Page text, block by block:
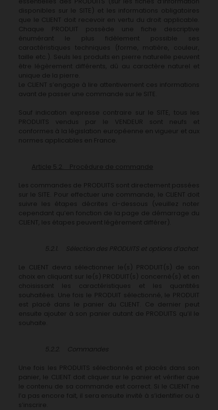
disponibles sur le SITE) et les informations obligatoires
que le CLIENT doit recevoir en vertu du droit applicable.
Chaque PRODUIT possède une fiche descriptive
énumérant le plus fidèlement possible ses
caractéristiques techniques (forme, matière, couleur,
taille etc.). Seuls les produits en pierre naturelle peuvent
être légèrement différents, dû au caractère naturel et
unique de la pierre.
Le CLIENT s’engage à lire attentivement ces informations
avant de passer une commande sur le SITE.
Sauf indication expresse contraire sur le SITE, tous les
PRODUITS vendus par le VENDEUR sont neufs et
conformes à la législation européenne en vigueur et aux
normes applicables en France.
Article 5.2. Procédure de commande
Les commandes de PRODUITS sont directement passées
sur le SITE. Pour effectuer une commande, le CLIENT doit
suivre les étapes décrites ci-dessous (veuillez noter
cependant qu’en fonction de la page de démarrage du
CLIENT, les étapes peuvent légèrement différer).
5.2.1. Sélection des PRODUITS et options d’achat
Le CLIENT devra sélectionner le(s) PRODUIT(s) de son
choix en cliquant sur le(s) PRODUIT(s) concerné(s) et en
choisissant les caractéristiques et les quantités
souhaitées. Une fois le PRODUIT sélectionné, le PRODUIT
est placé dans le panier du CLIENT. Ce dernier peut
ensuite ajouter à son panier autant de PRODUITS qu’il le
souhaite.
5.2.2. Commandes
Une fois les PRODUITS sélectionnés et placés dans son
panier, le CLIENT doit cliquer sur le panier et vérifier que
le contenu de sa commande est correct. Si le CLIENT ne
l’a pas encore fait, il sera ensuite invité à s’identifier ou à
s’inscrire.